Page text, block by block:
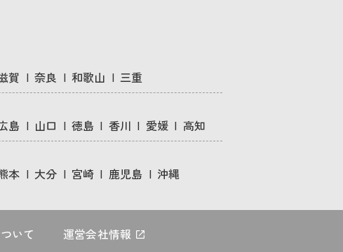
賀 奈良 和歌山
三重
島 山口 徳島 香川 愛媛
高知
本 大分 宮崎 鹿児島 沖縄
いて
運営会社情報